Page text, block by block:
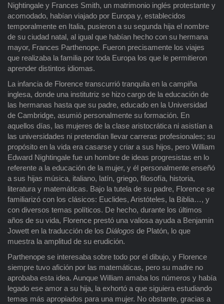
Nightingale y Frances Smith, un matrimonio inglés protestante y
acomodado, habían viajado por Europa y, establecidos
temporalmente en Italia, pusieron a su segunda hija el nombre
de su ciudad natal, al igual que habían hecho con su hermana
mayor, Frances Parthenope. Fueron precisamente los viajes
que realizaba la familia por toda Europa los que le permitieron
aprender distintos idiomas.
La infancia de Florence transcurrió tranquila en la campiña
inglesa, donde una institutriz se hizo cargo de la educación de
las hermanas hasta que su padre, educado en la Universidad
de Cambridge, asumió personalmente su formación. En
aquellos días, las mujeres de la clase aristocrática ni asistían a
las universidades ni pretendían llevar carreras profesionales; su
propósito en la vida era casarse y criar a sus hijos, pero William
Edward Nightingale fue un hombre de ideas progresistas en lo
referente a la educación de la mujer, y él personalmente enseñó
a sus hijas música, italiano, latín, griego, filosofía, historia,
literatura y matemáticas. Bajo la tutela de su padre, Florence se
familiarizó con los clásicos: Euclides, Aristóteles, la Biblia…, y
con diversos temas políticos. De hecho, durante los últimos
años de su vida, Florence prestó una valiosa ayuda a Benjamin
Jowett en la traducción de los Diálogos de Platón, lo que
muestra la amplitud de su erudición.
Parthenope se interesaba sobre todo por el dibujo, y Florence
siempre tuvo afición por las matemáticas, pero su madre no
aprobaba esta idea. Aunque William amaba los números y había
legado ese amor a su hija, la exhortó a que siguiera estudiando
temas más apropiados para una mujer. No obstante, gracias a